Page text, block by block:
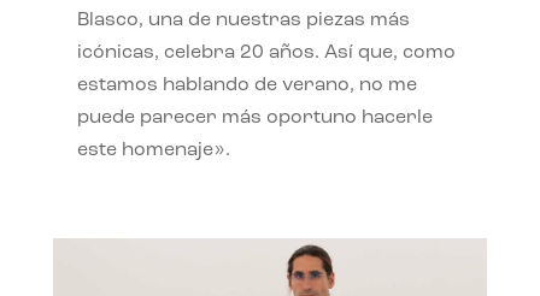
Blasco, una de nuestras piezas más
icónicas, celebra 20 años. Así que, como
estamos hablando de verano, no me
puede parecer más oportuno hacerle
este homenaje».